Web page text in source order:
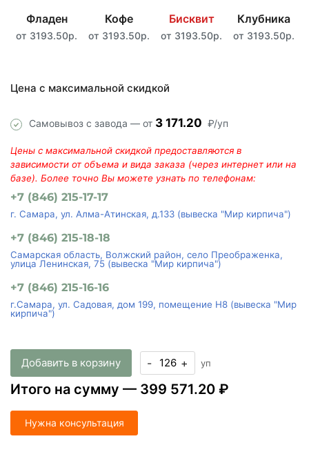
Фладен
от 3193.50р.
Кофе
от 3193.50р.
Бисквит
от 3193.50р.
Клубника
от 3193.50р.
Цена с максимальной скидкой
Самовывоз с завода — от 3 171.20 ₽/уп
Цены с максимальной скидкой предоставляются в
зависимости от объема и вида заказа (через интернет или на
базе). Более точно Вы можете узнать по телефонам:
+7 (846) 215-17-17
г. Самара, ул. Алма-Атинская, д.133 (вывеска "Мир кирпича")
+7 (846) 215-18-18
Самарская область, Волжский район, село Преображенка,
улица Ленинская, 75 (вывеска "Мир кирпича")
+7 (846) 215-16-16
г.Самара, ул. Садовая, дом 199, помещение Н8 (вывеска "Мир
кирпича")
Добавить в корзину - + уп
Итого на сумму — 399 571.20 ₽
Нужна консультация